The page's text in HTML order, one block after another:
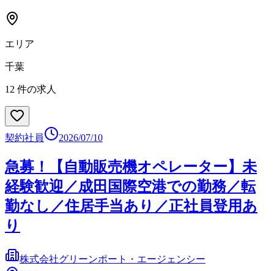
エリア
千葉
12 件の求人
契約社員 2026/07/10
急募！【自動販売機オペレーター】未
経験歓迎／成田国際空港での勤務／転
勤なし／住居手当あり／正社員登用あ
り
株式会社グリーンポート・エージェンシー